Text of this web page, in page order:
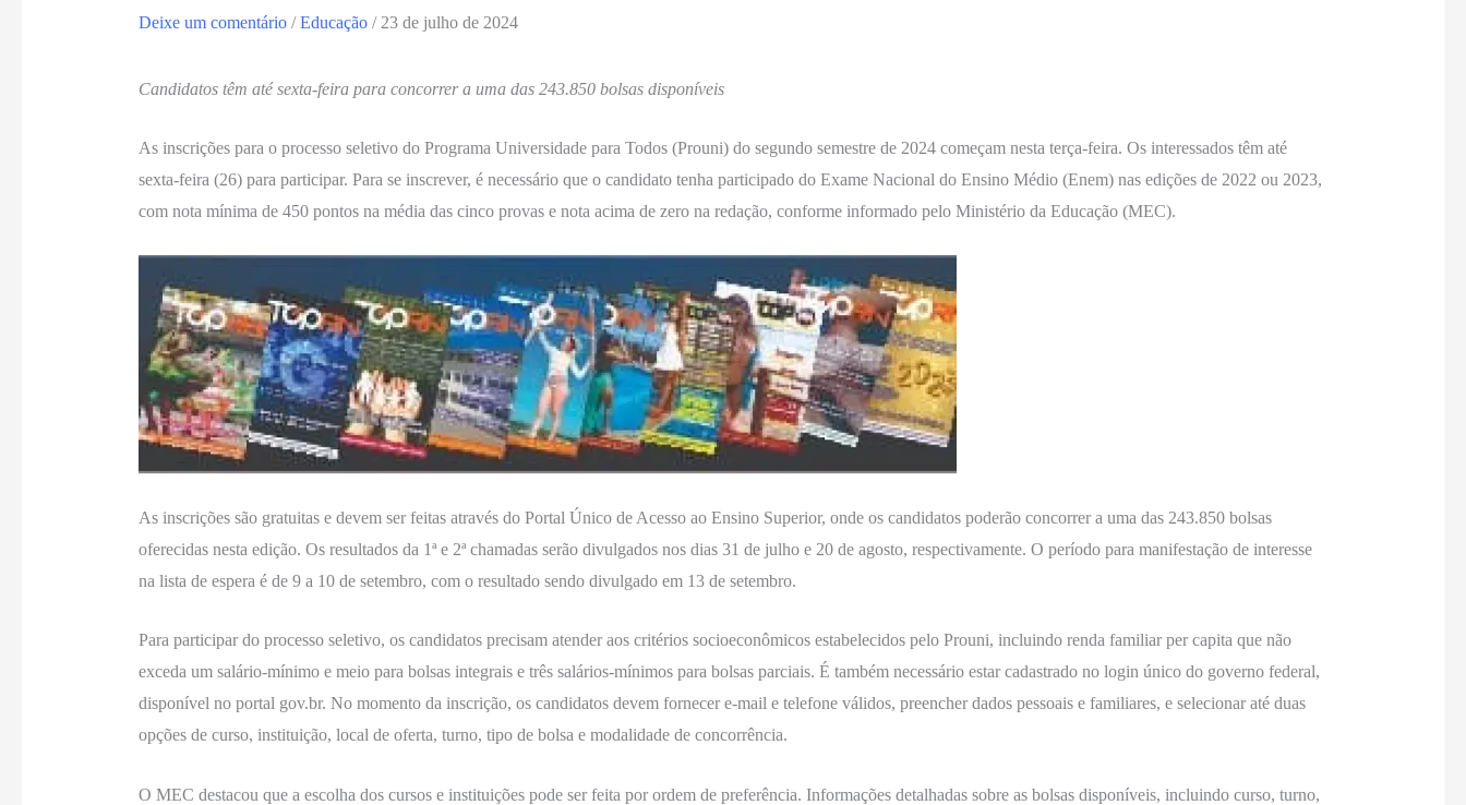
Deixe um comentário /Educação/ 23 de julho de 2024
Candidatos têm até sexta-feira para concorrer a uma das 243.850 bolsas disponíveis
As inscrições para o processo seletivo do Programa Universidade para Todos (Prouni) do segundo semestre de 2024 começam nesta terça-feira. Os interessados têm até
sexta-feira (26) para participar. Para se inscrever, é necessário que o candidato tenha participado do Exame Nacional do Ensino Médio (Enem) nas edições de 2022 ou 2023,
com nota mínima de 450 pontos na média das cinco provas e nota acima de zero na redação, conforme informado pelo Ministério da Educação (MEC).
As inscrições são gratuitas e devem ser feitas através do Portal Único de Acesso ao Ensino Superior, onde os candidatos poderão concorrer a uma das 243.850 bolsas
oferecidas nesta edição. Os resultados da 1ª e 2ª chamadas serão divulgados nos dias 31 de julho e 20 de agosto, respectivamente. O período para manifestação de interesse
na lista de espera é de 9 a 10 de setembro, com o resultado sendo divulgado em 13 de setembro.
Para participar do processo seletivo, os candidatos precisam atender aos critérios socioeconômicos estabelecidos pelo Prouni, incluindo renda familiar per capita que não
exceda um salário-mínimo e meio para bolsas integrais e três salários-mínimos para bolsas parciais. É também necessário estar cadastrado no login único do governo federal,
disponível no portal gov.br. No momento da inscrição, os candidatos devem fornecer e-mail e telefone válidos, preencher dados pessoais e familiares, e selecionar até duas
opções de curso, instituição, local de oferta, turno, tipo de bolsa e modalidade de concorrência.
O MEC destacou que a escolha dos cursos e instituições pode ser feita por ordem de preferência. Informações detalhadas sobre as bolsas disponíveis, incluindo curso, turno,